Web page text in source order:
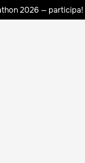
2026 — participa!